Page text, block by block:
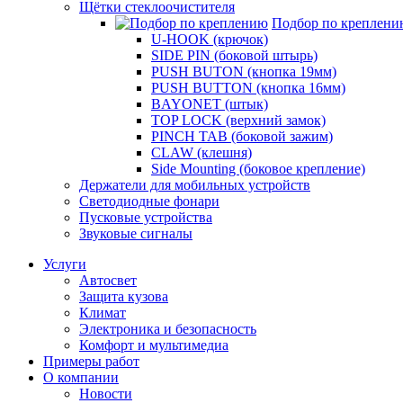
Щётки стеклоочистителя
Подбор по
U-HOOK (крючок)
SIDE PIN (боковой штырь)
PUSH BUTON (кнопка 19мм)
PUSH BUTTON (кнопка 16мм)
BAYONET (штык)
TOP LOCK (верхний замок)
PINCH TAB (боковой зажим)
CLAW (клешня)
Side Mounting (боковое крепление)
Держатели для мобильных устройств
Светодиодные фонари
Пусковые устройства
Звуковые сигналы
Услуги
Автосвет
Защита кузова
Климат
Электроника и безопасность
Комфорт и мультимедиа
Примеры работ
О компании
Новости